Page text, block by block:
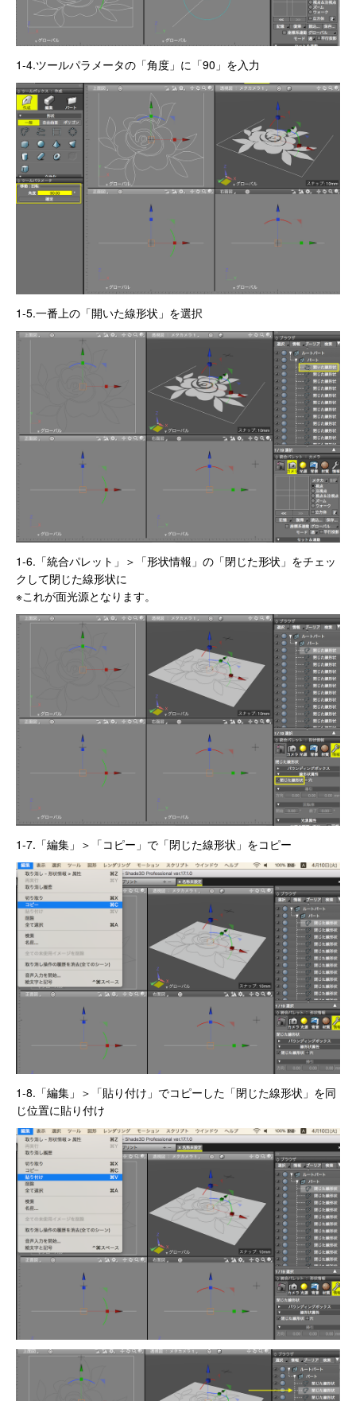
1-4.ツールパラメータの「角度」に「90」を入力
1-5.一番上の「開いた線形状」を選択
1-6.「統合パレット」＞「形状情報」の「閉じた形状」をチェッ
クして閉じた線形状に
※これが面光源となります。
1-7.「編集」＞「コピー」で「閉じた線形状」をコピー
1-8.「編集」＞「貼り付け」でコピーした「閉じた線形状」を同
じ位置に貼り付け